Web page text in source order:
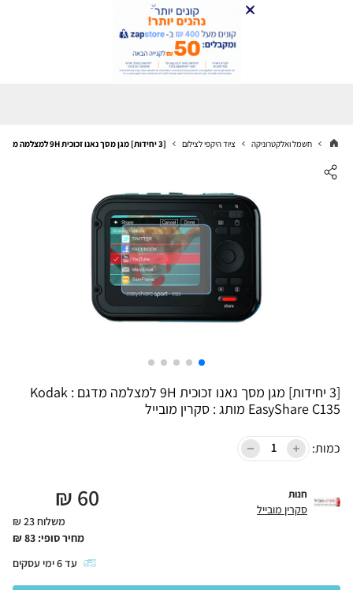
חשמל ואלקטרוניקה ציוד היקפי לצילום [3 יחידות] מגן מסך נאנו זכוכית 9H למצלמה מדגם : Kodak EasyShare C135 מותג : סקרין מובייל
[3 יחידות] מגן מסך נאנו זכוכית 9H למצלמה מדגם : Kodak
EasyShare C135 מותג : סקרין מובייל
כמות:
חנות
סקרין מובייל 60
₪
משלוח 23 ₪
מחיר סופי: 83
₪
עד6ימי עסקים